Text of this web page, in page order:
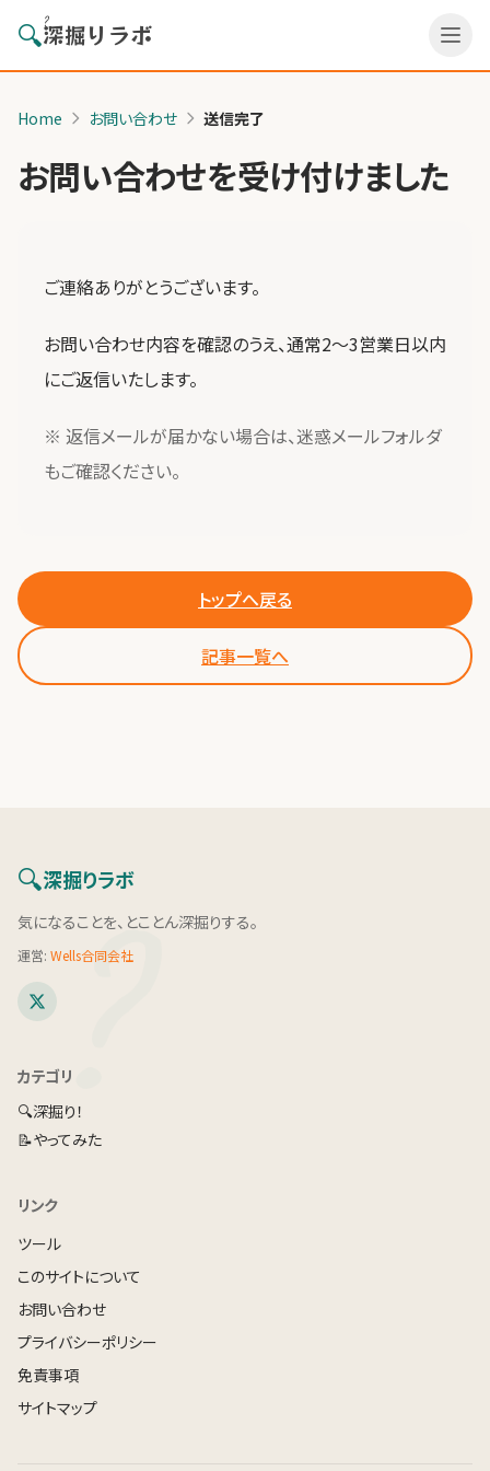
🔍?深掘りラボ
Home お問い合わせ 送信完了
お問い合わせを受け付けました
ご連絡ありがとうございます。
お問い合わせ内容を確認のうえ、通常2〜3営業日以内
にご返信いたします。
※ 返信メールが届かない場合は、迷惑メールフォルダ
もご確認ください。
トップへ戻る
記事一覧へ
?
🔍深掘りラボ
気になることを、とことん深掘りする。
運営: Wells合同会社
カテゴリ
🔍深掘り！
📝やってみた
リンク
ツール
このサイトについて
お問い合わせ
プライバシーポリシー
免責事項
サイトマップ